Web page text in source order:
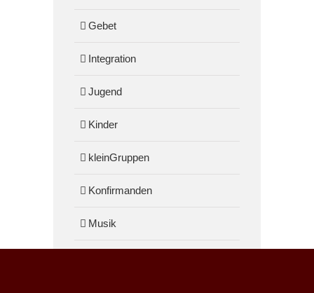
Gebet
Integration
Jugend
Kinder
kleinGruppen
Konfirmanden
Musik